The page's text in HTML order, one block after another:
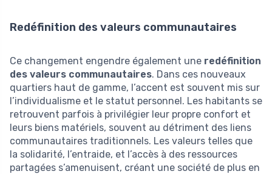
Redéfinition des valeurs communautaires
Ce changement engendre également une redéfinition
des valeurs communautaires. Dans ces nouveaux
quartiers haut de gamme, l’accent est souvent mis sur
l’individualisme et le statut personnel. Les habitants se
retrouvent parfois à privilégier leur propre confort et
leurs biens matériels, souvent au détriment des liens
communautaires traditionnels. Les valeurs telles que
la solidarité, l’entraide, et l’accès à des ressources
partagées s’amenuisent, créant une société de plus en